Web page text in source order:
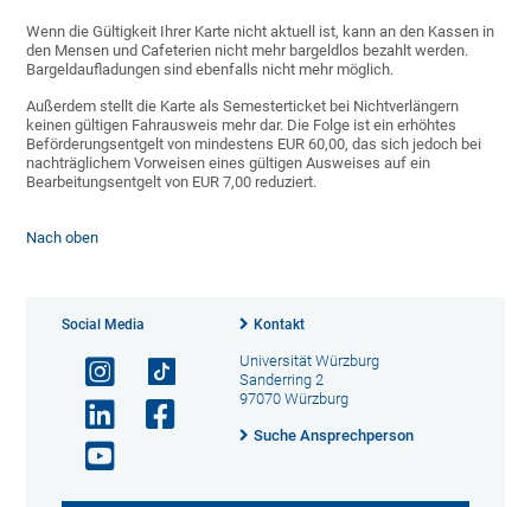
Wenn die Gültigkeit Ihrer Karte nicht aktuell ist, kann an den Kassen in
den Mensen und Cafeterien nicht mehr bargeldlos bezahlt werden.
Bargeldaufladungen sind ebenfalls nicht mehr möglich.
Außerdem stellt die Karte als Semesterticket bei Nichtverlängern
keinen gültigen Fahrausweis mehr dar. Die Folge ist ein erhöhtes
Beförderungsentgelt von mindestens EUR 60,00, das sich jedoch bei
nachträglichem Vorweisen eines gültigen Ausweises auf ein
Bearbeitungsentgelt von EUR 7,00 reduziert.
Nach oben
Social Media Kontakt
Universität Würzburg
Sanderring 2
97070 Würzburg
Suche Ansprechperson